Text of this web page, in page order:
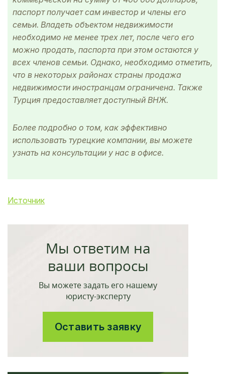
паспорт получает сам инвестор и члены его
семьи. Владеть объектом недвижимости
необходимо не менее трех лет, после чего его
можно продать, паспорта при этом остаются у
всех членов семьи. Однако, необходимо отметить,
что в некоторых районах страны продажа
недвижимости иностранцам ограничена. Также
Турция предоставляет доступный ВНЖ.
Более подробно о том, как эффективно
использовать турецкие компании, вы можете
узнать на консультации у нас в офисе.
Источник
Мы ответим на
ваши вопросы
Вы можете задать его нашему
юристу-эксперту
Оставить заявку